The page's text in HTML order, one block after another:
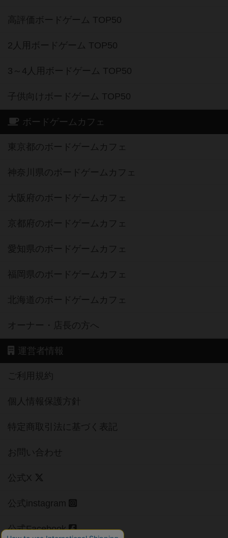
高評価ボードゲーム TOP50
2人用ボードゲーム TOP50
3～4人用ボードゲーム TOP50
子供向けボードゲーム TOP50
ボードゲームカフェ
東京都のボードゲームカフェ
神奈川県のボードゲームカフェ
大阪府のボードゲームカフェ
京都府のボードゲームカフェ
愛知県のボードゲームカフェ
福岡県のボードゲームカフェ
北海道のボードゲームカフェ
オーナー・店長の方へ
運営者情報
ご利用規約
個人情報保護方針
特定商取引法に基づく表記
お問い合わせ
公式X
公式instagram
公式Facebook